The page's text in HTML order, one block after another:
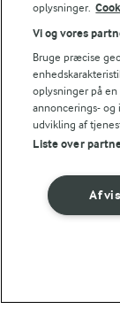
Andre
oplysninger.
Vi og vores
Bruge præcise
oplysninger på
annoncerings- og
udvikling af
Liste over